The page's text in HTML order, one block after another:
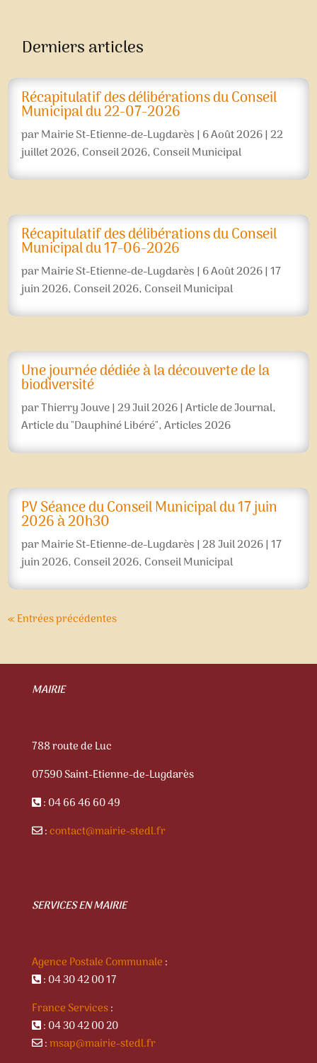
Derniers articles
Récapitulatif des délibérations du Conseil
Municipal du 22-07-2026
parMairie St-Etienne-de-Lugdarès| 6 Août 2026|22
juillet 2026, Conseil 2026, Conseil Municipal
Récapitulatif des délibérations du Conseil
Municipal du 17-06-2026
parMairie St-Etienne-de-Lugdarès| 6 Août 2026|17
juin 2026, Conseil 2026, Conseil Municipal
Une journée dédiée à la découverte de la
biodiversité
parThierry Jouve|29 Juil 2026|Article de Journal,
Article du "Dauphiné Libéré",Articles 2026
PV Séance du Conseil Municipal du 17 juin
2026 à 20h30
parMairie St-Etienne-de-Lugdarès|28 Juil 2026|17
juin 2026, Conseil 2026, Conseil Municipal
« Entrées précédentes
MAIRIE
788 route de Luc
07590 Saint-Etienne-de-Lugdarès
: 04 66 46 60 49
:contact@mairie-stedl.fr
SERVICES EN MAIRIE
Agence Postale Communale :
: 04 30 42 00 17
France Services:
: 04 30 42 00 20
:msap@mairie-stedl.fr